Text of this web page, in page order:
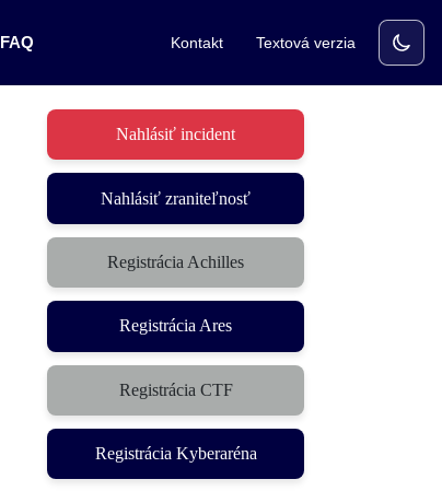
FAQ Kontakt Textová verzia
Nahlásiť incident
Nahlásiť zraniteľnosť
Registrácia Achilles
Registrácia Ares
Registrácia CTF
(otvorí sa v novom okne)
Registrácia Kyberaréna